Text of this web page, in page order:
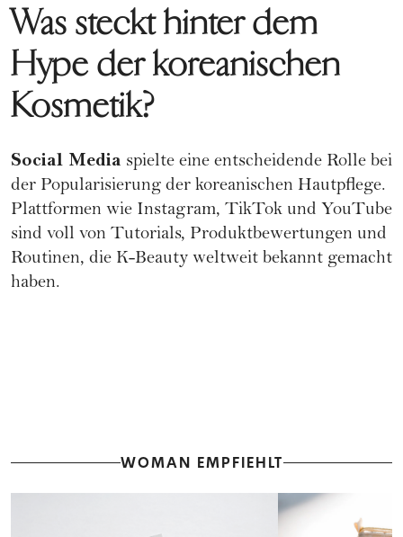
Was steckt hinter dem
Hype der koreanischen
Kosmetik?
Social Media spielte eine entscheidende Rolle bei
der Popularisierung der koreanischen Hautpflege.
Plattformen wie Instagram, TikTok und YouTube
sind voll von Tutorials, Produktbewertungen und
Routinen, die K-Beauty weltweit bekannt gemacht
haben.
WOMAN EMPFIEHLT